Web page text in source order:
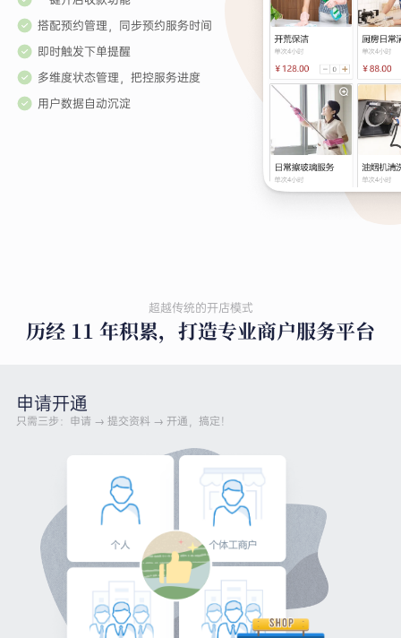
搭配预约管理，同步预约服务时间
即时触发下单提醒
多维度状态管理，把控服务进度
用户数据自动沉淀
超越传统的开店模式
历经 11 年积累，打造专业商户服务平台
申请开通
只需三步：申请 → 提交资料 → 开通，搞定！